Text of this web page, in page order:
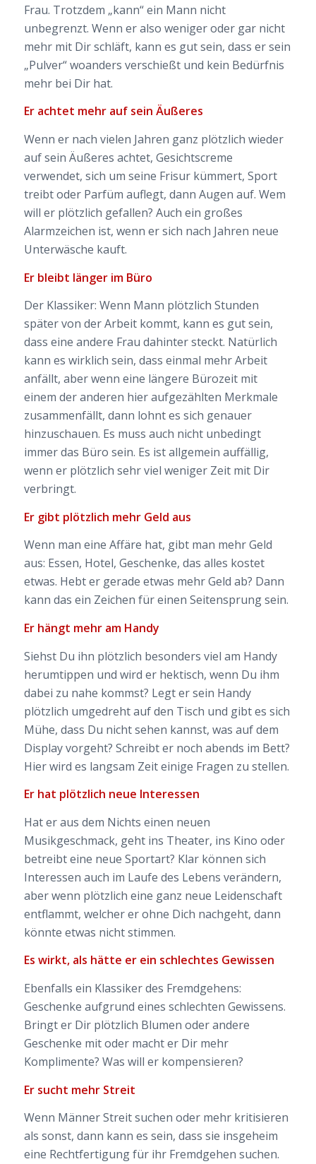
Frau. Trotzdem „kann“ ein Mann nicht
unbegrenzt. Wenn er also weniger oder gar nicht
mehr mit Dir schläft, kann es gut sein, dass er sein
„Pulver“ woanders verschießt und kein Bedürfnis
mehr bei Dir hat.
Er achtet mehr auf sein Äußeres
Wenn er nach vielen Jahren ganz plötzlich wieder
auf sein Äußeres achtet, Gesichtscreme
verwendet, sich um seine Frisur kümmert, Sport
treibt oder Parfüm auflegt, dann Augen auf. Wem
will er plötzlich gefallen? Auch ein großes
Alarmzeichen ist, wenn er sich nach Jahren neue
Unterwäsche kauft.
Er bleibt länger im Büro
Der Klassiker: Wenn Mann plötzlich Stunden
später von der Arbeit kommt, kann es gut sein,
dass eine andere Frau dahinter steckt. Natürlich
kann es wirklich sein, dass einmal mehr Arbeit
anfällt, aber wenn eine längere Bürozeit mit
einem der anderen hier aufgezählten Merkmale
zusammenfällt, dann lohnt es sich genauer
hinzuschauen. Es muss auch nicht unbedingt
immer das Büro sein. Es ist allgemein auffällig,
wenn er plötzlich sehr viel weniger Zeit mit Dir
verbringt.
Er gibt plötzlich mehr Geld aus
Wenn man eine Affäre hat, gibt man mehr Geld
aus: Essen, Hotel, Geschenke, das alles kostet
etwas. Hebt er gerade etwas mehr Geld ab? Dann
kann das ein Zeichen für einen Seitensprung sein.
Er hängt mehr am Handy
Siehst Du ihn plötzlich besonders viel am Handy
herumtippen und wird er hektisch, wenn Du ihm
dabei zu nahe kommst? Legt er sein Handy
plötzlich umgedreht auf den Tisch und gibt es sich
Mühe, dass Du nicht sehen kannst, was auf dem
Display vorgeht? Schreibt er noch abends im Bett?
Hier wird es langsam Zeit einige Fragen zu stellen.
Er hat plötzlich neue Interessen
Hat er aus dem Nichts einen neuen
Musikgeschmack, geht ins Theater, ins Kino oder
betreibt eine neue Sportart? Klar können sich
Interessen auch im Laufe des Lebens verändern,
aber wenn plötzlich eine ganz neue Leidenschaft
entflammt, welcher er ohne Dich nachgeht, dann
könnte etwas nicht stimmen.
Es wirkt, als hätte er ein schlechtes Gewissen
Ebenfalls ein Klassiker des Fremdgehens:
Geschenke aufgrund eines schlechten Gewissens.
Bringt er Dir plötzlich Blumen oder andere
Geschenke mit oder macht er Dir mehr
Komplimente? Was will er kompensieren?
Er sucht mehr Streit
Wenn Männer Streit suchen oder mehr kritisieren
als sonst, dann kann es sein, dass sie insgeheim
eine Rechtfertigung für ihr Fremdgehen suchen.